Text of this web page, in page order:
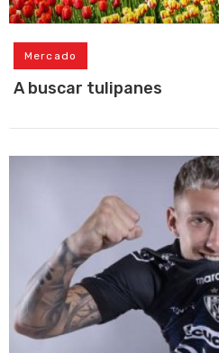
Mercado
A buscar tulipanes